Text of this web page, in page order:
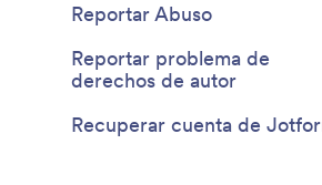
Reportar Abuso
Reportar problema de
derechos de autor
Recuperar cuenta de